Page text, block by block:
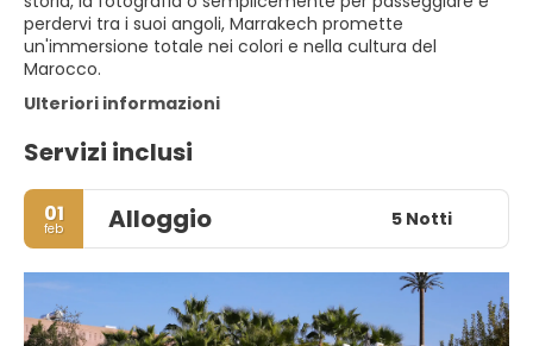
perdervi tra i suoi angoli, Marrakech promette
un'immersione totale nei colori e nella cultura del
Marocco.
Ulteriori informazioni
Servizi inclusi
01
feb Alloggio 5 Notti